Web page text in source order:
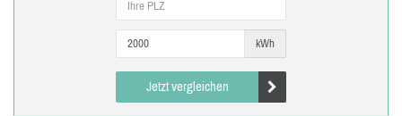
kWh
Jetzt vergleichen